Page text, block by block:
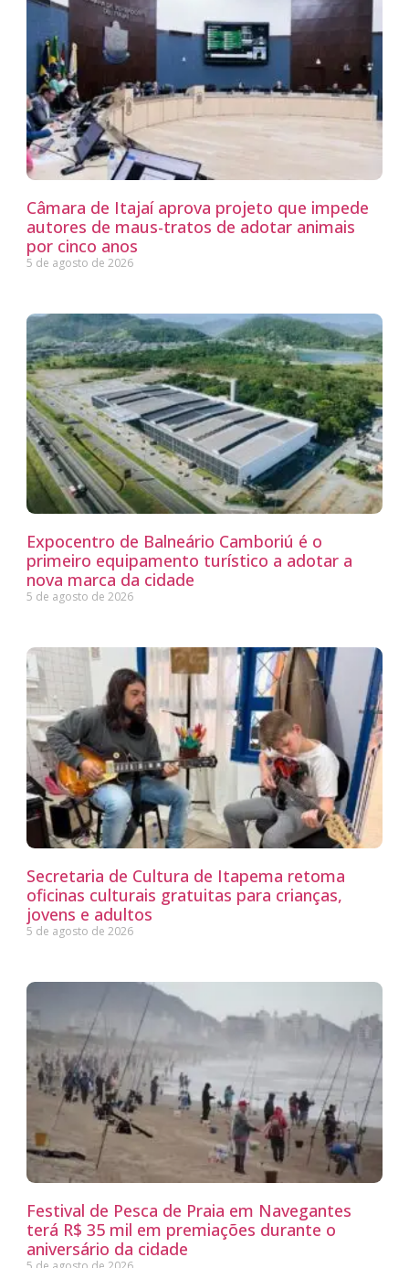
Câmara de Itajaí aprova projeto que impede
autores de maus-tratos de adotar animais
por cinco anos
5 de agosto de 2026
Expocentro de Balneário Camboriú é o
primeiro equipamento turístico a adotar a
nova marca da cidade
5 de agosto de 2026
Secretaria de Cultura de Itapema retoma
oficinas culturais gratuitas para crianças,
jovens e adultos
5 de agosto de 2026
Festival de Pesca de Praia em Navegantes
terá R$ 35 mil em premiações durante o
aniversário da cidade